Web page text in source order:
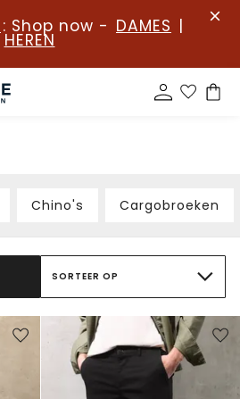
: Shop now - DAMES |
HEREN
Chino's Cargobroeken
SORTEER OP